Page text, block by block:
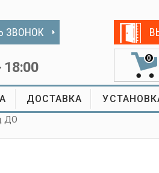
ЗВОНОК
18:00
0
ДОСТАВКА
ДО